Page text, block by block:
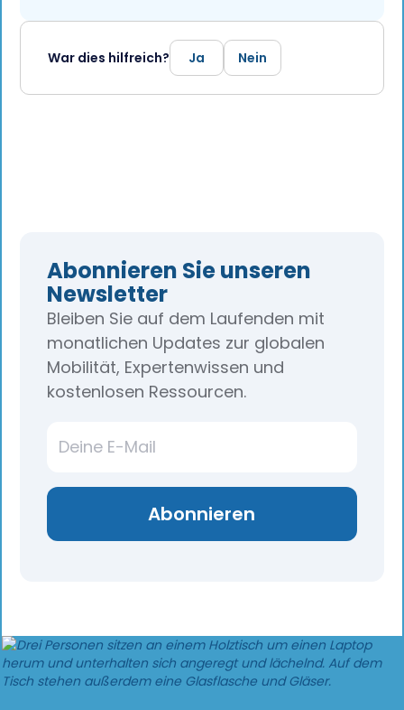
War dies hilfreich? Ja Nein
Abonnieren Sie unseren
Newsletter
Bleiben Sie auf dem Laufenden mit
monatlichen Updates zur globalen
Mobilität, Expertenwissen und
kostenlosen Ressourcen.